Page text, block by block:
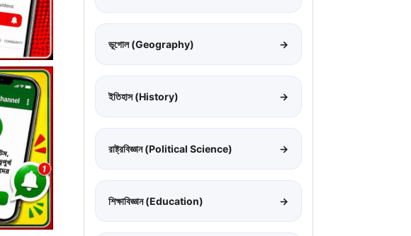
ভূগোল (Geography) →
ইতিহাস (History) →
রাষ্ট্রবিজ্ঞান (Political Science) →
শিক্ষাবিজ্ঞান (Education) →